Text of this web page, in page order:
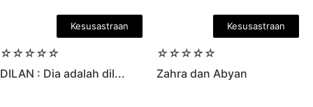
Kesusastraan
☆☆☆☆☆
DILAN : Dia adalah dil...
Kesusastraan
☆☆☆☆☆
Zahra dan Abyan